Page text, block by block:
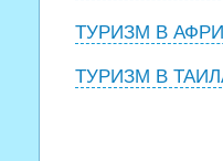
ТУРИЗМ В
ТУРИЗМ В